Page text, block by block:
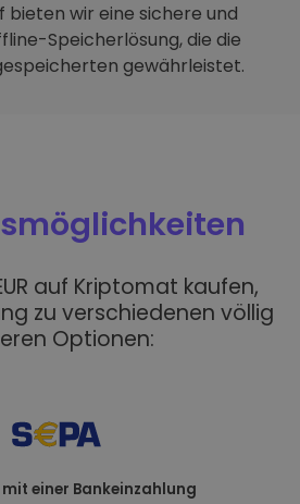
bieten wir eine sichere und
Speicherlösung, die die
gewährleistet.
auf Kriptomat kaufen,
zu verschiedenen völlig
Optionen:
mit einer Bankeinzahlung